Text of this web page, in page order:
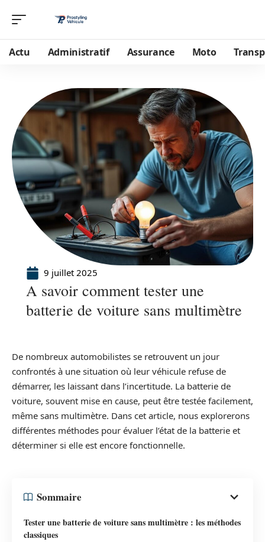
Actu Administratif Assurance Moto
9 juillet 2025
A savoir comment tester une
batterie de voiture sans multimètre
De nombreux automobilistes se retrouvent un jour
confrontés à une situation où leur véhicule refuse de
démarrer, les laissant dans l’incertitude. La batterie de
voiture, souvent mise en cause, peut être testée facilement,
même sans multimètre. Dans cet article, nous explorerons
différentes méthodes pour évaluer l’état de la batterie et
déterminer si elle est encore fonctionnelle.
Sommaire
Tester une batterie de voiture sans multimètre : les méthodes
classiques